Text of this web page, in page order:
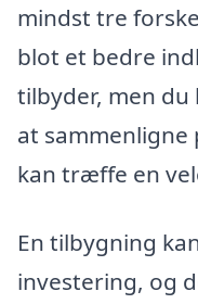
mindst tre
blot et bedre
tilbyder, men
at sammenligne
kan træffe en
En tilbygning
investering, og